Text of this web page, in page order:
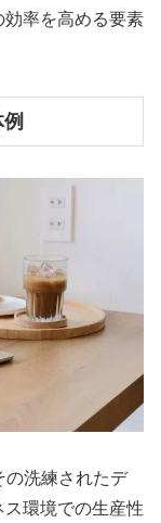
率を高める要素
の洗練されたデ
環境での生産性